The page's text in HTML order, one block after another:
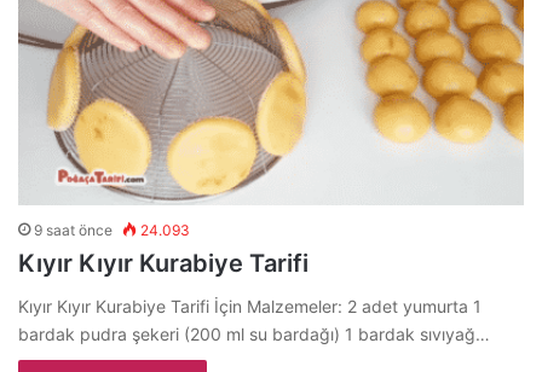
9 saat önce 24.093
Kıyır Kıyır Kurabiye Tarifi
Kıyır Kıyır Kurabiye Tarifi İçin Malzemeler: 2 adet yumurta 1
bardak pudra şekeri (200 ml su bardağı) 1 bardak sıvıyağ…